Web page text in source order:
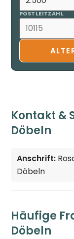
POSTLEITZAHL
Kontakt &
Döbeln
Anschrift:
Döbeln
Häufige
Döbeln